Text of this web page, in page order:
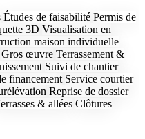
Études de faisabilité Permis de
3D Visualisation en
maison individuelle
Gros œuvre Terrassement &
Suivi de chantier
financement Service courtier
Reprise de dossier
& allées Clôtures